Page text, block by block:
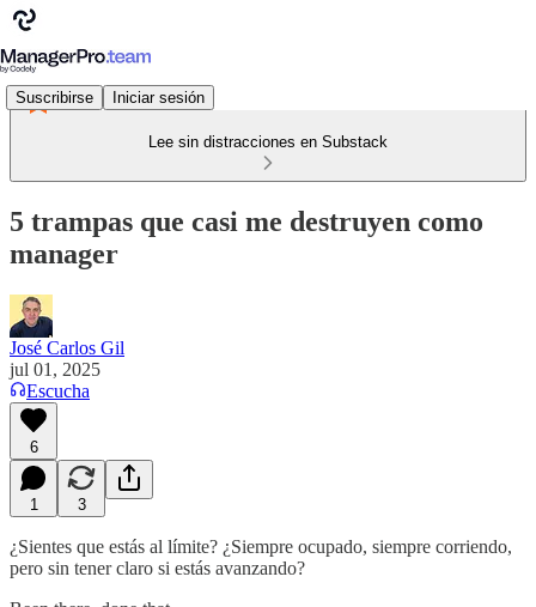
Suscribirse Iniciar sesión
Lee sin distracciones en Substack
5 trampas que casi me destruyen como
manager
José Carlos Gil
jul 01, 2025
Escucha
6
1 3
¿Sientes que estás al límite? ¿Siempre ocupado, siempre corriendo,
pero sin tener claro si estás avanzando?